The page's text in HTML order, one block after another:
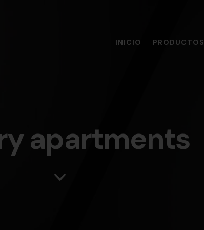
INICIO PRODUCTOS
apartments